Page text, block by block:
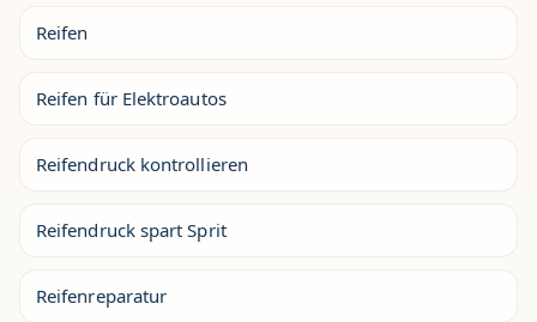
Reifen
Reifen für Elektroautos
Reifendruck kontrollieren
Reifendruck spart Sprit
Reifenreparatur